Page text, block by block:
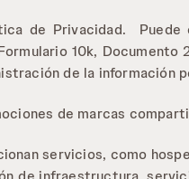
de Privacidad.
10k, Documento
de la información
de marcas
servicios, como